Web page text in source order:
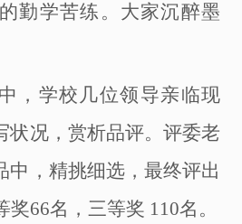
勤学苦练。大家沉醉墨
，学校几位领导亲临现
状况，赏析品评。评委老
中，精挑细选，最终评出
奖66名，三等奖 110名。